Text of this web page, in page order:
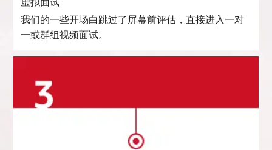
虚拟面试
我们的一些开场白跳过了屏幕前评估，直接进入一对
一或群组视频面试。